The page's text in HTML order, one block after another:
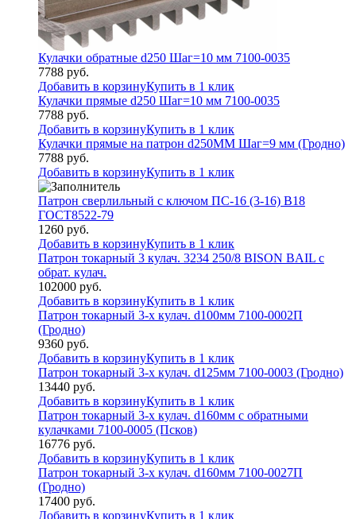
Кулачки обратные d250 Шаг=10 мм 7100-0035
7788 руб.
Добавить в корзинуКупить в 1 клик
Кулачки прямые d250 Шаг=10 мм 7100-0035
7788 руб.
Добавить в корзинуКупить в 1 клик
Кулачки прямые на патрон d250MM Шаг=9 мм (Гродно)
7788 руб.
Добавить в корзинуКупить в 1 клик
Патрон сверлильный с ключом ПС-16 (3-16) В18
ГОСТ8522-79
1260 руб.
Добавить в корзинуКупить в 1 клик
Патрон токарный 3 кулач. 3234 250/8 BISON BAIL с
обрат. кулач.
102000 руб.
Добавить в корзинуКупить в 1 клик
Патрон токарный 3-х кулач. d100мм 7100-0002П
(Гродно)
9360 руб.
Добавить в корзинуКупить в 1 клик
Патрон токарный 3-х кулач. d125мм 7100-0003 (Гродно)
13440 руб.
Добавить в корзинуКупить в 1 клик
Патрон токарный 3-х кулач. d160мм с обратными
кулачками 7100-0005 (Псков)
16776 руб.
Добавить в корзинуКупить в 1 клик
Патрон токарный 3-х кулач. d160мм 7100-0027П
(Гродно)
17400 руб.
Добавить в корзинуКупить в 1 клик